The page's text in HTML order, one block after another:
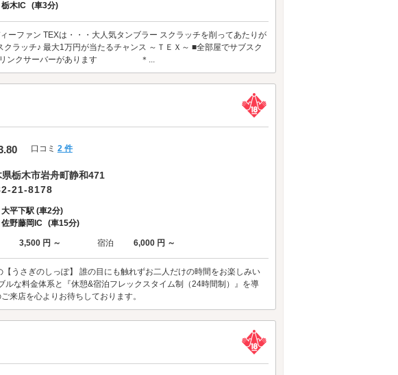
栃木IC (車3分)
ファン TEXは・・・大人気タンブラー スクラッチを削ってあたりが
ラッチ♪ 最大1万円が当たるチャンス ～ＴＥＸ～ ■全部屋でサブスク
とドリンクサーバーがあります ＊...
つ星のうち3.5
口コミ 2 件
県栃木市岩舟町静和471
21-8178
大平下駅 (車2分)
佐野藤岡IC (車15分)
3,500 円 ～ 宿泊 6,000 円 ～
うさぎのしっぽ】 誰の目にも触れずお二人だけの時間をお楽しみい
な料金体系と『休憩&宿泊フレックスタイム制（24時間制）』を導
来店を心よりお待ちしております。